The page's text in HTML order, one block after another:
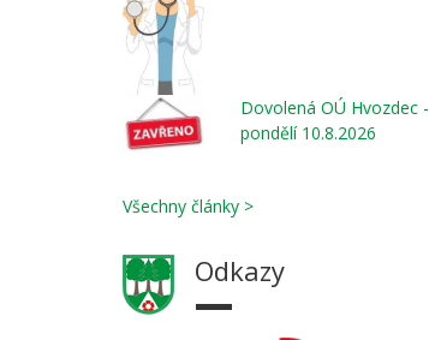
Dovolená OÚ Hvozdec -
pondělí 10.8.2026
Všechny články >
Odkazy